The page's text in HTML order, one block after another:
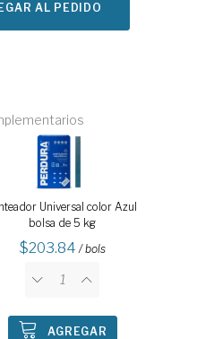
AL PEDIDO
Universal color Azul
bolsa de 5 kg
203.84 / bols
AGREGAR